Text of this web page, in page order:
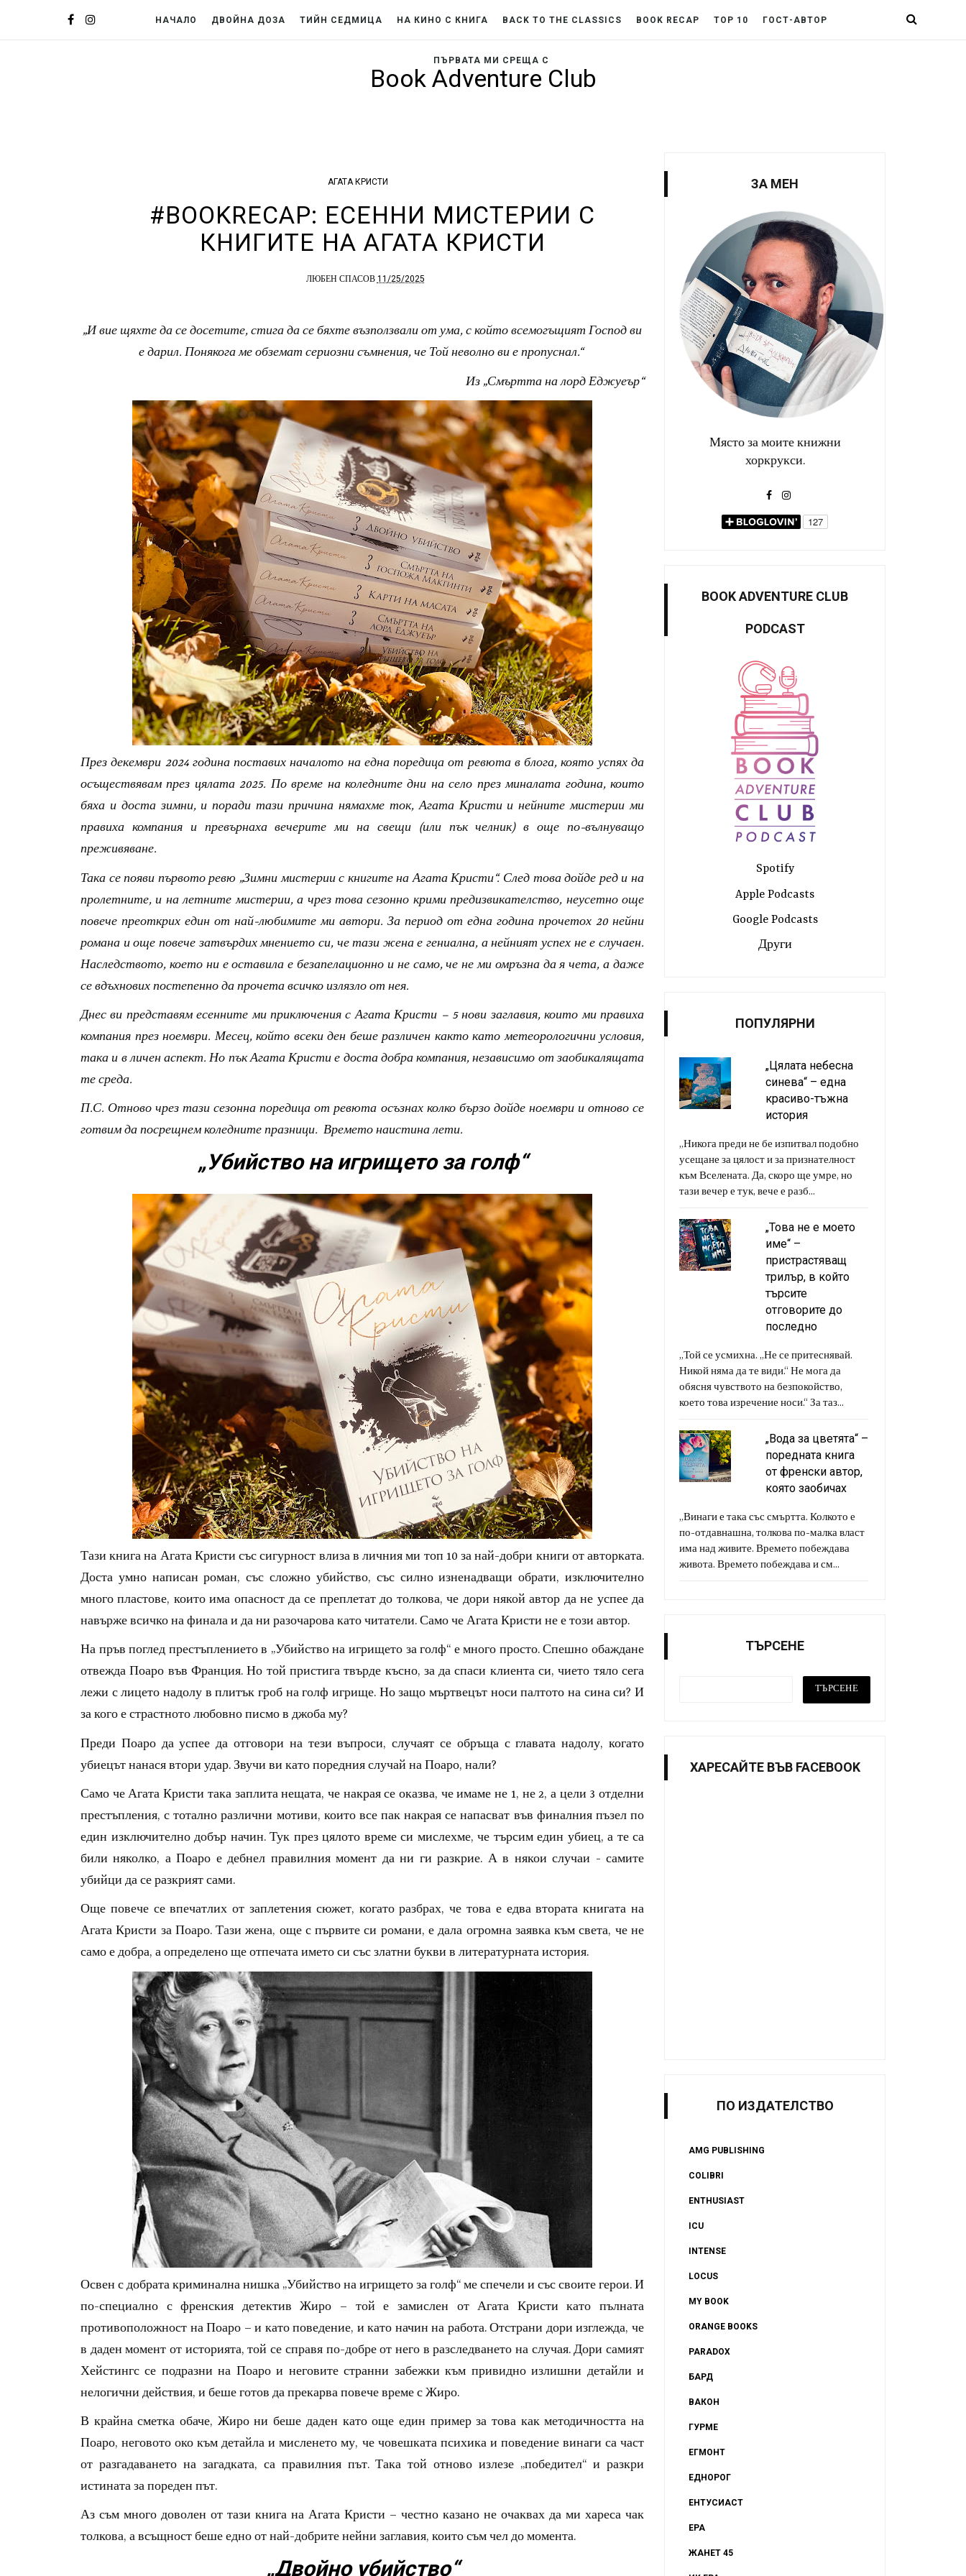
НАЧАЛО ДВОЙНА ДОЗА ТИЙН СЕДМИЦА НА КИНО С КНИГА BACK TO THE CLASSICS BOOK RECAP TOP 10 ГОСТ-АВТОР
ПЪРВАТА МИ СРЕЩА С
Book Adventure Club
АГАТА КРИСТИ
#BOOKRECAP: ЕСЕННИ МИСТЕРИИ С
КНИГИТЕ НА АГАТА КРИСТИ
ЛЮБЕН СПАСОВ 11/25/2025
„И вие щяхте да се досетите, стига да се бяхте възползвали от ума, с който всемогъщият Господ ви
е дарил. Понякога ме обземат сериозни съмнения, че Той неволно ви е пропуснал.“
Из „Смъртта на лорд Еджуеър“
През декември 2024 година поставих началото на една поредица от ревюта в блога, която успях да
осъществявам през цялата 2025. По време на коледните дни на село през миналата година, които
бяха и доста зимни, и поради тази причина нямахме ток, Агата Кристи и нейните мистерии ми
правиха компания и превърнаха вечерите ми на свещи (или пък челник) в още по-вълнуващо
преживяване.
Така се появи първото ревю „Зимни мистерии с книгите на Агата Кристи“. След това дойде ред и на
пролетните, и на летните мистерии, а чрез това сезонно крими предизвикателство, неусетно още
повече преоткрих един от най-любимите ми автори. За период от една година прочетох 20 нейни
романа и още повече затвърдих мнението си, че тази жена е гениална, а нейният успех не е случаен.
Наследството, което ни е оставила е безапелационно и не само, че не ми омръзна да я чета, а даже
се вдъхнових постепенно да прочета всичко излязло от нея.
Днес ви представям есенните ми приключения с Агата Кристи – 5 нови заглавия, които ми правиха
компания през ноември. Месец, който всеки ден беше различен както като метеорологични условия,
така и в личен аспект. Но пък Агата Кристи е доста добра компания, независимо от заобикалящата
те среда.
П.С. Отново чрез тази сезонна поредица от ревюта осъзнах колко бързо дойде ноември и отново се
готвим да посрещнем коледните празници. Времето наистина лети.
„Убийство на игрището за голф“
Тази книга на Агата Кристи със сигурност влиза в личния ми топ 10 за най-добри книги от авторката.
Доста умно написан роман, със сложно убийство, със силно изненадващи обрати, изключително
много пластове, които има опасност да се преплетат до толкова, че дори някой автор да не успее да
навърже всичко на финала и да ни разочарова като читатели. Само че Агата Кристи не е този автор.
На пръв поглед престъплението в „Убийство на игрището за голф“ е много просто. Спешно обаждане
отвежда Поаро във Франция. Но той пристига твърде късно, за да спаси клиента си, чието тяло сега
лежи с лицето надолу в плитък гроб на голф игрище. Но защо мъртвецът носи палтото на сина си? И
за кого е страстното любовно писмо в джоба му?
Преди Поаро да успее да отговори на тези въпроси, случаят се обръща с главата надолу, когато
убиецът нанася втори удар. Звучи ви като поредния случай на Поаро, нали?
Само че Агата Кристи така заплита нещата, че накрая се оказва, че имаме не 1, не 2, а цели 3 отделни
престъпления, с тотално различни мотиви, които все пак накрая се напасват във финалния пъзел по
един изключително добър начин. Тук през цялото време си мислехме, че търсим един убиец, а те са
били няколко, а Поаро е дебнел правилния момент да ни ги разкрие. А в някои случаи - самите
убийци да се разкрият сами.
Още повече се впечатлих от заплетения сюжет, когато разбрах, че това е едва втората книгата на
Агата Кристи за Поаро. Тази жена, още с първите си романи, е дала огромна заявка към света, че не
само е добра, а определено ще отпечата името си със златни букви в литературната история.
Освен с добрата криминална нишка „Убийство на игрището за голф“ ме спечели и със своите герои. И
по-специално с френския детектив Жиро – той е замислен от Агата Кристи като пълната
противоположност на Поаро – и като поведение, и като начин на работа. Отстрани дори изглежда, че
в даден момент от историята, той се справя по-добре от него в разследването на случая. Дори самият
Хейстингс се подразни на Поаро и неговите странни забежки към привидно излишни детайли и
нелогични действия, и беше готов да прекарва повече време с Жиро.
В крайна сметка обаче, Жиро ни беше даден като още един пример за това как методичността на
Поаро, неговото око към детайла и мисленето му, че човешката психика и поведение винаги са част
от разгадаването на загадката, са правилния път. Така той отново излезе „победител“ и разкри
истината за пореден път.
Аз съм много доволен от тази книга на Агата Кристи – честно казано не очаквах да ми хареса чак
толкова, а всъщност беше едно от най-добрите нейни заглавия, които съм чел до момента.
„Двойно убийство“
ЗА МЕН
Място за моите книжни
хоркрукси.
BOOK ADVENTURE CLUB
PODCAST
Spotify
Apple Podcasts
Google Podcasts
Други
ПОПУЛЯРНИ
„Цялата небесна
синева“ – една
красиво-тъжна
история
„Никога преди не бе изпитвал подобно
усещане за цялост и за признателност
към Вселената. Да, скоро ще умре, но
тази вечер е тук, вече е разб...
„Това не е моето
име“ –
пристрастяващ
трилър, в който
търсите
отговорите до
последно
„Той се усмихна. „Не се притеснявай.
Никой няма да те види.“ Не мога да
обясня чувството на безпокойство,
което това изречение носи.“ За таз...
„Вода за цветята“ –
поредната книга
от френски автор,
която заобичах
„Винаги е така със смъртта. Колкото е
по-отдавнашна, толкова по-малка власт
има над живите. Времето побеждава
живота. Времето побеждава и см...
ТЪРСЕНЕ
ХАРЕСАЙТE ВЪВ FACEBOOK
ПО ИЗДАТЕЛСТВО
AMG PUBLISHING
COLIBRI
ENTHUSIAST
ICU
INTENSE
LOCUS
MY BOOK
ORANGE BOOKS
PARADOX
БАРД
ВАКОН
ГУРМЕ
ЕГМОНТ
ЕДНОРОГ
ЕНТУСИАСТ
ЕРА
ЖАНЕТ 45